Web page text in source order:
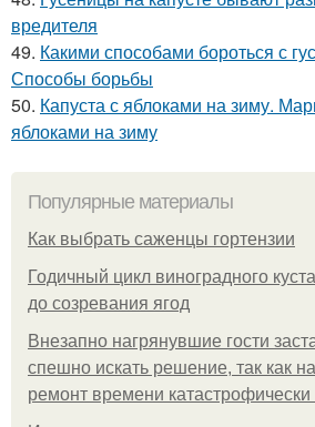
вредителя
49. Какими способами бороться с
Способы борьбы
50. Капуста с яблоками на зиму.
яблоками на зиму
Популярные материалы
Как выбрать саженцы гортензии
Годичный цикл виноградного
до созревания ягод
Внезапно нагрянувшие гости
спешно искать решение, так как
ремонт времени катастрофически